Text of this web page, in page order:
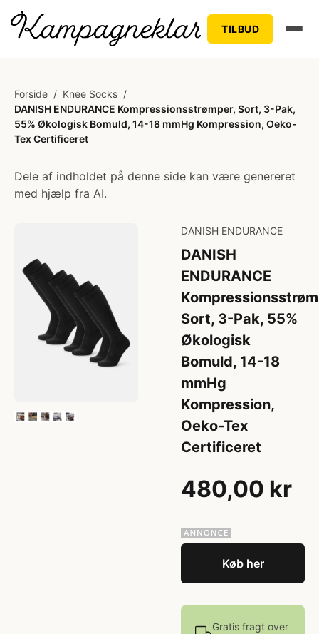
TILBUD
Forside / Knee Socks /
DANISH ENDURANCE Kompressionsstrømper, Sort, 3-Pak,
55% Økologisk Bomuld, 14-18 mmHg Kompression, Oeko-
Tex Certificeret
Dele af indholdet på denne side kan være genereret
med hjælp fra AI.
DANISH ENDURANCE
DANISH
ENDURANCE
Sort, 3-Pak, 55%
Økologisk
Bomuld, 14-18
mmHg
Kompression,
Oeko-Tex
Certificeret
480,00 kr
Køb her
Gratis fragt over